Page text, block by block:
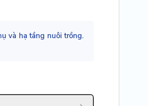
và hạ tầng nuôi trồng.